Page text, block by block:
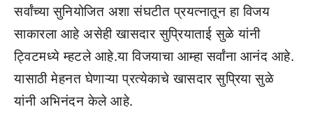
सर्वांच्या सुनियोजित अशा संघटीत प्रयत्नातून हा विजय
साकारला आहे असेही खासदार सुप्रियाताई सुळे यांनी
ट्विटमध्ये म्हटले आहे.या विजयाचा आम्हा सर्वांना आनंद आहे.
यासाठी मेहनत घेणाऱ्या प्रत्येकाचे खासदार सुप्रिया सुळे
यांनी अभिनंदन केले आहे.